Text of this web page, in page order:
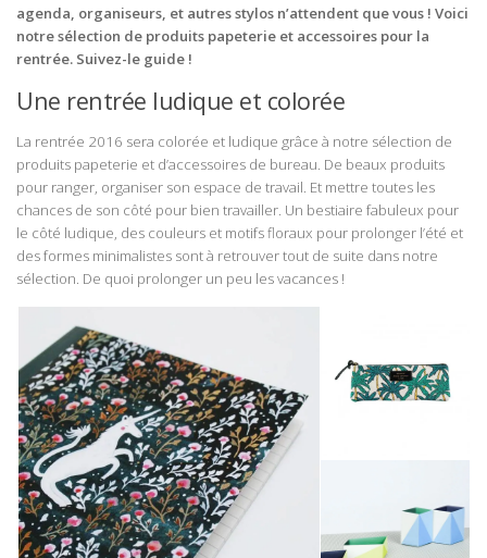
agenda, organiseurs, et autres stylos n’attendent que vous ! Voici
notre sélection de produits papeterie et accessoires pour la
rentrée. Suivez-le guide !
Une rentrée ludique et colorée
La rentrée 2016 sera colorée et ludique grâce à notre sélection de
produits papeterie et d’accessoires de bureau. De beaux produits
pour ranger, organiser son espace de travail. Et mettre toutes les
chances de son côté pour bien travailler. Un bestiaire fabuleux pour
le côté ludique, des couleurs et motifs floraux pour prolonger l’été et
des formes minimalistes sont à retrouver tout de suite dans notre
sélection. De quoi prolonger un peu les vacances !